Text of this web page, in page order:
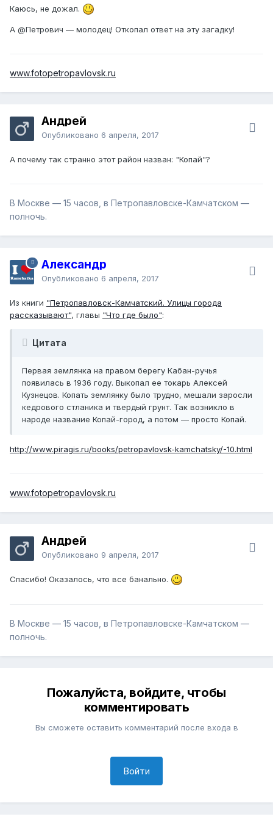
Каюсь, не дожал.
А @Петрович — молодец! Откопал ответ на эту загадку!
www.fotopetropavlovsk.ru
Андрей
Опубликовано 6 апреля, 2017
А почему так странно этот район назван: "Копай"?
В Москве — 15 часов, в Петропавловске-Камчатском —
полночь.
Александр
Опубликовано 6 апреля, 2017
Из книги "Петропавловск-Камчатский. Улицы города
рассказывают", главы "Что где было":
Цитата
Первая землянка на правом берегу Кабан-ручья
появилась в 1936 году. Выкопал ее токарь Алексей
Кузнецов. Копать землянку было трудно, мешали заросли
кедрового стланика и твердый грунт. Так возникло в
народе название Копай-город, а потом — просто Копай.
http://www.piragis.ru/books/petropavlovsk-kamchatsky/-10.html
www.fotopetropavlovsk.ru
Андрей
Опубликовано 9 апреля, 2017
Спасибо! Оказалось, что все банально.
В Москве — 15 часов, в Петропавловске-Камчатском —
полночь.
Пожалуйста, войдите, чтобы
комментировать
Вы сможете оставить комментарий после входа в
Войти